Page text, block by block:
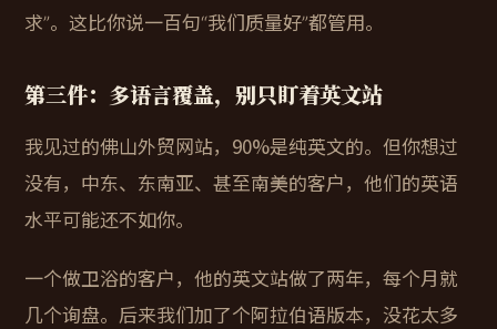
求”。这比你说一百句“我们质量好”都管用。
第三件：多语言覆盖，别只盯着英文站
我见过的佛山外贸网站，90%是纯英文的。但你想过
没有，中东、东南亚、甚至南美的客户，他们的英语
水平可能还不如你。
一个做卫浴的客户，他的英文站做了两年，每个月就
几个询盘。后来我们加了个阿拉伯语版本，没花太多